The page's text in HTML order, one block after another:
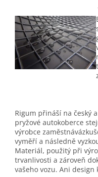
Rigum přináší na český
pryžové autokoberce
výrobce
vyměří a následně
Materiál, použitý při
trvanlivosti a zároveň
vašeho vozu. Ani design